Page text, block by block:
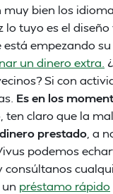
muy bien los
lo tuyo es el
empezando
un dinero extra.
Si con
Es en los
ten claro que la
prestado , a
podemos
préstamo rápido